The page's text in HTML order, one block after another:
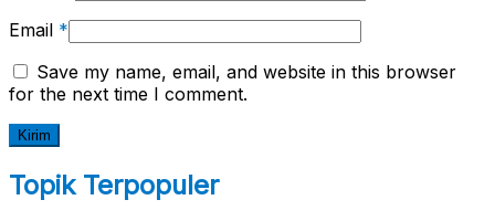
Email *
Save my name, email, and website in this browser
for the next time I comment.
Topik Terpopuler